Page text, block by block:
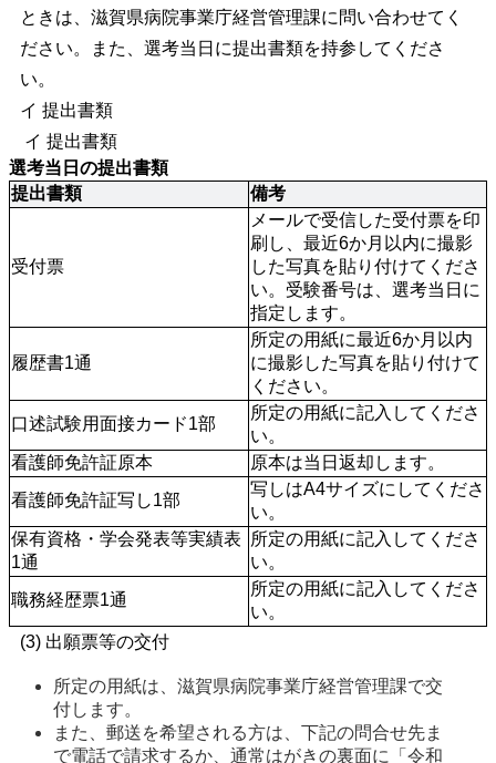
ときは、滋賀県病院事業庁経営管理課に問い合わせてく
ださい。また、選考当日に提出書類を持参してくださ
い。
イ 提出書類
イ 提出書類
選考当日の提出書類
提出書類
備考
受付票
メールで受信した受付票を印
刷し、最近6か月以内に撮影
した写真を貼り付けてくださ
い。受験番号は、選考当日に
指定します。
履歴書1通
所定の用紙に最近6か月以内
に撮影した写真を貼り付けて
ください。
口述試験用面接カード1部
所定の用紙に記入してくださ
い。
看護師免許証原本
原本は当日返却します。
看護師免許証写し1部
写しはA4サイズにしてくださ
い。
保有資格・学会発表等実績表
1通
所定の用紙に記入してくださ
い。
職務経歴票1通
所定の用紙に記入してくださ
い。
(3) 出願票等の交付
所定の用紙は、滋賀県病院事業庁経営管理課で交
付します。
また、郵送を希望される方は、下記の問合せ先ま
で電話で請求するか、通常はがきの裏面に「令和